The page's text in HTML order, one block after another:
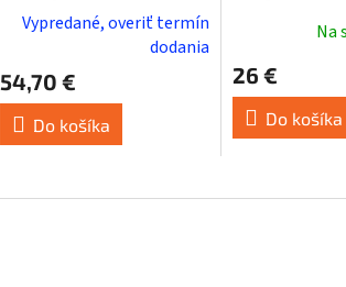
black
Vypredané, overiť termín
dodania
54,70 €
Do košíka
Na
26 €
Do košíka